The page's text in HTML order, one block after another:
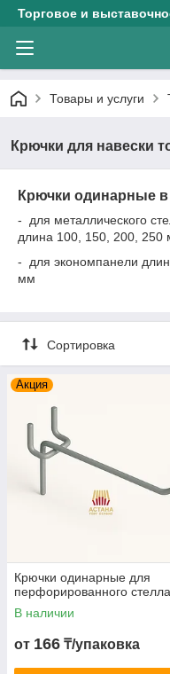
Торговое и
Товары и услуги
Крючки для навески
Крючки одинарные
- для металлического
длина 100, 150, 200, 250
- для экономпанели
мм
Сортировка
Акция
Крючки одинарные для
перфорированного
В наличии
от 166 ₸/упаковка